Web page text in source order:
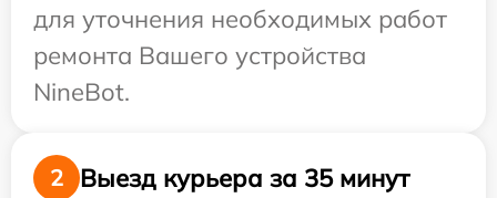
для уточнения необходимых работ
ремонта Вашего устройства
NineBot.
2
Выезд курьера за 35 минут